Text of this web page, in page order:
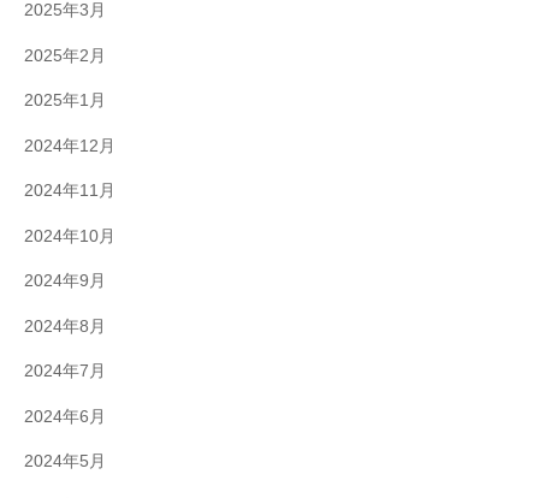
2025年3月
2025年2月
2025年1月
2024年12月
2024年11月
2024年10月
2024年9月
2024年8月
2024年7月
2024年6月
2024年5月